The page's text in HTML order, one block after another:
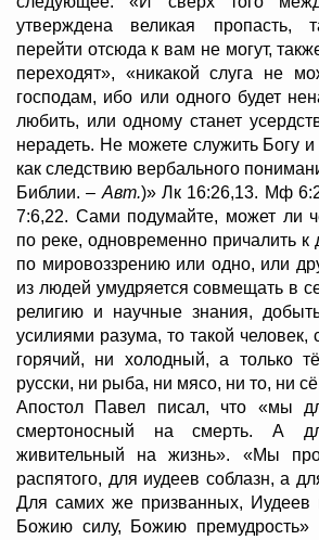
утверждена великая пропасть,
перейти отсюда к вам не могут,
переходят», «никакой слуга не
господам, ибо или одного будет
любить, или одному станет
нерадеть. Не можете служить Богу
как следствию вербального
Библии. – Авт.)» Лк 16:26,13. Мф
7:6,22. Сами подумайте, может ли
по реке, одновременно причалить
по мировоззрению или одно, или
из людей умудряется совмещать в
религию и научные знания,
усилиями разума, то такой человек,
горячий, ни холодный, а только
русски, ни рыба, ни мясо, ни то, ни
Апостол Павел писал, что «мы
смертоносный на смерть. А
живительный на жизнь». «Мы
распятого, для иудеев соблазн, а
Для самих же призванных, Иудеев
Божию силу, Божию премудрость»